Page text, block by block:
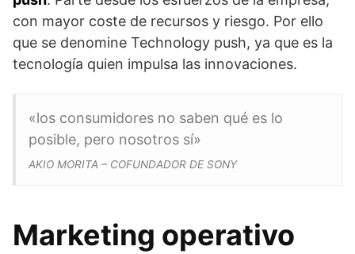
con mayor coste de recursos y riesgo. Por ello
que se denomine Technology push, ya que es la
tecnología quien impulsa las innovaciones.
«los consumidores no saben qué es lo
posible, pero nosotros sí»
AKIO MORITA – COFUNDADOR DE SONY
Marketing operativo